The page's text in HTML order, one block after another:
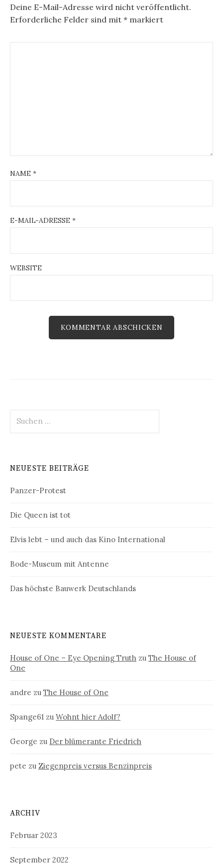
Deine E-Mail-Adresse wird nicht veröffentlicht.
Erforderliche Felder sind mit * markiert
NAME *
E-MAIL-ADRESSE *
WEBSITE
nach:
NEUESTE BEITRÄGE
Panzer-Protest
Die Queen ist tot
Elvis lebt – und auch das Kino International
Bode-Museum mit Antenne
Das höchste Bauwerk Deutschlands
NEUESTE KOMMENTARE
House of One – Eye Opening Truth zu The House of
One
andre zu The House of One
Spange61 zu Wohnt hier Adolf?
George zu Der blümerante Friedrich
pete zu Ziegenpreis versus Benzinpreis
ARCHIV
Februar 2023
September 2022